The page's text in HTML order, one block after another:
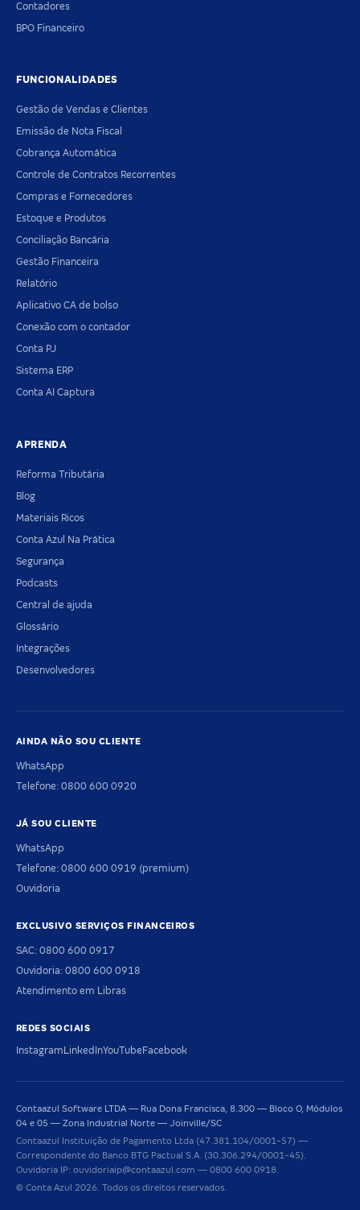
Contadores
BPO Financeiro
FUNCIONALIDADES
Gestão de Vendas e Clientes
Emissão de Nota Fiscal
Cobrança Automática
Controle de Contratos Recorrentes
Compras e Fornecedores
Estoque e Produtos
Conciliação Bancária
Gestão Financeira
Relatório
Aplicativo CA de bolso
Conexão com o contador
Conta PJ
Sistema ERP
Conta AI Captura
APRENDA
Reforma Tributária
Blog
Materiais Ricos
Conta Azul Na Prática
Segurança
Podcasts
Central de ajuda
Glossário
Integrações
Desenvolvedores
AINDA NÃO SOU CLIENTE
WhatsApp
Telefone: 0800 600 0920
JÁ SOU CLIENTE
WhatsApp
Telefone: 0800 600 0919 (premium)
Ouvidoria
EXCLUSIVO SERVIÇOS FINANCEIROS
SAC: 0800 600 0917
Ouvidoria: 0800 600 0918
Atendimento em Libras
REDES SOCIAIS
InstagramLinkedInYouTubeFacebook
Contaazul Software LTDA — Rua Dona Francisca, 8.300 — Bloco O, Módulos
04 e 05 — Zona Industrial Norte — Joinville/SC
Contaazul Instituição de Pagamento Ltda (47.381.104/0001-57) —
Correspondente do Banco BTG Pactual S.A. (30.306.294/0001-45).
Ouvidoria IP: ouvidoriaip@contaazul.com — 0800 600 0918.
© Conta Azul 2026. Todos os direitos reservados.